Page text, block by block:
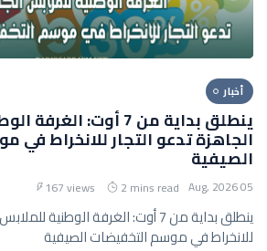
أخبار
ينطلق بداية من 7 أوت:
الجاهزة تدعو التجار للانخراط
الصيفية
05 Aug, 2026
2 mins read
167 views
ينطلق بداية من 7 أوت: الغرفة الوطنية
للانخراط في موسم التخفيضات الصيفية